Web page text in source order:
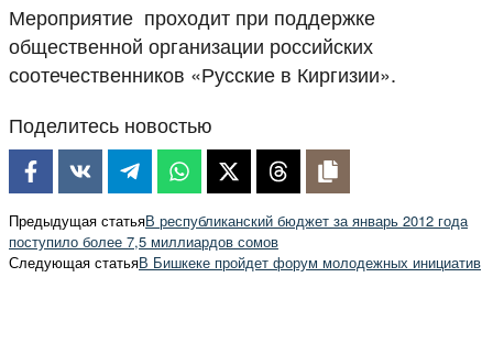
Мероприятие проходит при поддержке
общественной организации российских
соотечественников «Русские в Киргизии».
Поделитесь новостью
Предыдущая статьяВ республиканский бюджет за январь 2012 года
поступило более 7,5 миллиардов сомов
Следующая статьяВ Бишкеке пройдет форум молодежных инициатив